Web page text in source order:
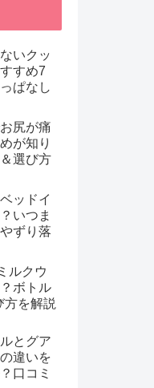
いクッ
すめ7
ぱなし
尻が痛
が知り
選び方
ッドイ
いつま
ずり落
ルクウ
ボトル
方を解説
とグア
違いを
口コミ